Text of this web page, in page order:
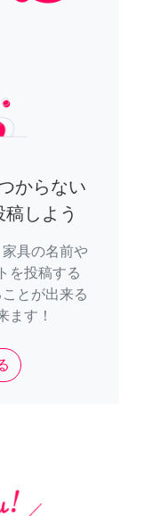
からない
しよう
具の名前や
を投稿する
とが出来る
ます！